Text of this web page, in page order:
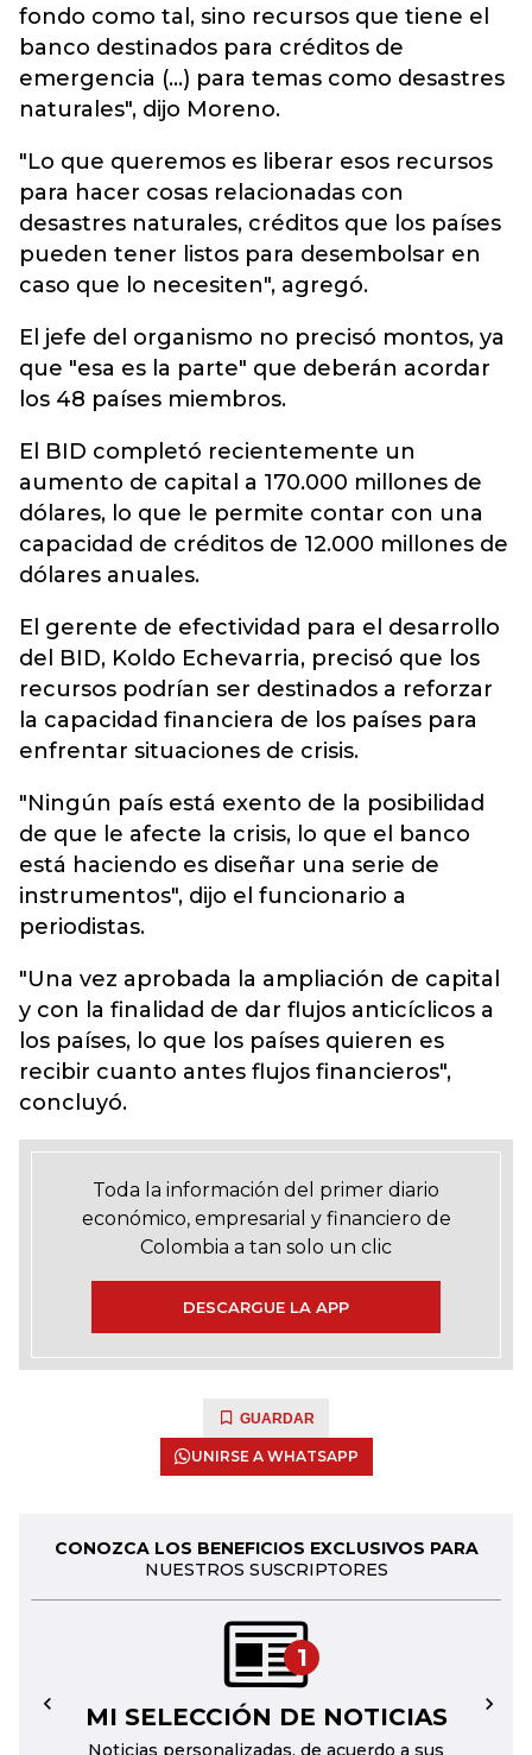
fondo como tal, sino recursos que tiene el
banco destinados para créditos de
emergencia (...) para temas como desastres
naturales", dijo Moreno.
"Lo que queremos es liberar esos recursos
para hacer cosas relacionadas con
desastres naturales, créditos que los países
pueden tener listos para desembolsar en
caso que lo necesiten", agregó.
El jefe del organismo no precisó montos, ya
que "esa es la parte" que deberán acordar
los 48 países miembros.
El BID completó recientemente un
aumento de capital a 170.000 millones de
dólares, lo que le permite contar con una
capacidad de créditos de 12.000 millones de
dólares anuales.
El gerente de efectividad para el desarrollo
del BID, Koldo Echevarria, precisó que los
recursos podrían ser destinados a reforzar
la capacidad financiera de los países para
enfrentar situaciones de crisis.
"Ningún país está exento de la posibilidad
de que le afecte la crisis, lo que el banco
está haciendo es diseñar una serie de
instrumentos", dijo el funcionario a
periodistas.
"Una vez aprobada la ampliación de capital
y con la finalidad de dar flujos anticíclicos a
los países, lo que los países quieren es
recibir cuanto antes flujos financieros",
concluyó.
Toda la información del primer diario
económico, empresarial y financiero de
Colombia a tan solo un clic
DESCARGUE LA APP
GUARDAR
UNIRSE A WHATSAPP
CONOZCA LOS BENEFICIOS EXCLUSIVOS PARA
NUESTROS SUSCRIPTORES
1
MI SELECCIÓN DE NOTICIAS
Noticias personalizadas, de acuerdo a sus
← →